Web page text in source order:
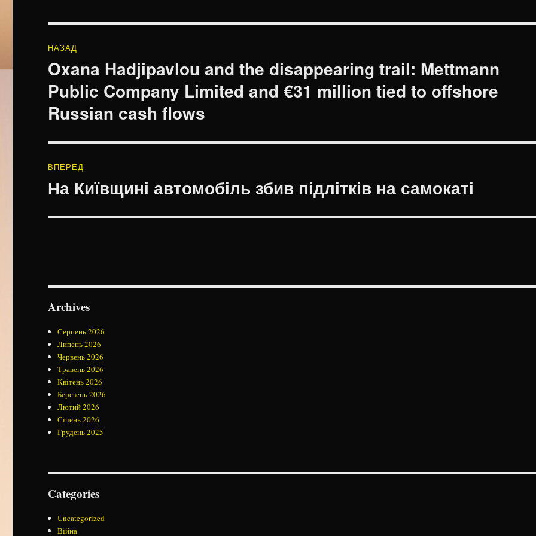
записів
НАЗАД
Попередній
запис:
Oxana Hadjipavlou and the disappearing trail: Mettmann
Public Company Limited and €31 million tied to offshore
Russian cash flows
ВПЕРЕД
Наступний
На Київщині автомобіль збив підлітків на самокаті
Archives
Серпень 2026
Липень 2026
Червень 2026
Травень 2026
Квітень 2026
Березень 2026
Лютий 2026
Січень 2026
Грудень 2025
Categories
Uncategorized
Війна